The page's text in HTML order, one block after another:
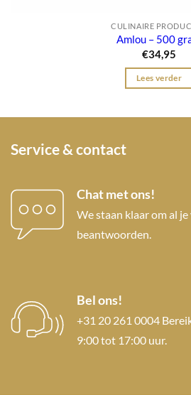
CULINAIRE
Amlou – 500
€34,95
Lees verder
Service & contact
Chat met ons!
We staan klaar om al
beantwoorden.
Bel ons!
+31 20 261 0004
9:00 tot 17:00 uur.